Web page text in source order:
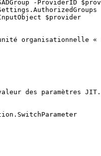
organisationnelle «
des paramètres